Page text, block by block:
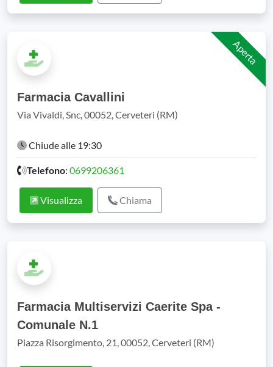
Farmacia Cavallini
Via Vivaldi, Snc, 00052, Cerveteri (RM)
Aperta
Chiude alle 19:30
Telefono: 0699206361
Visualizza Chiama
Farmacia Multiservizi Caerite Spa -
Comunale N.1
Piazza Risorgimento, 21, 00052, Cerveteri (RM)